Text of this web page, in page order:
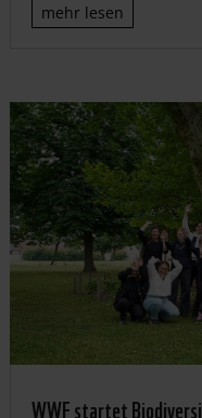
mehr lesen
WWF startet